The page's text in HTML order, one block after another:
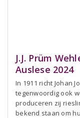
J.J. Prüm
Auslese 2024
In 1911 richt Johan
tegenwoordig ook
produceren zij
bekend staan om